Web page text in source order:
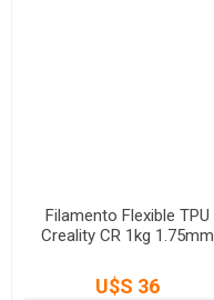
Filamento Flexible TPU
Creality CR 1kg 1.75mm
U$S 36